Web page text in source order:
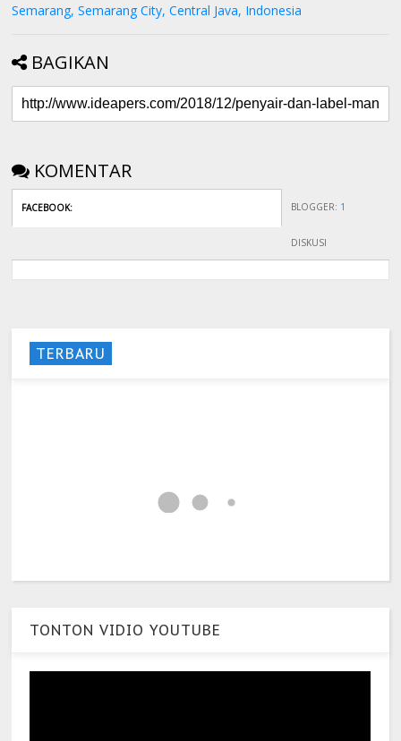
Semarang, Semarang City, Central Java, Indonesia
BAGIKAN
KOMENTAR
FACEBOOK: BLOGGER: 1
DISKUSI
TERBARU
TONTON VIDIO YOUTUBE